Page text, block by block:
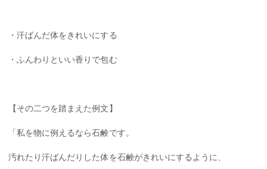
・汗ばんだ体をきれいにする
・ふんわりといい香りで包む
【その二つを踏まえた例文】
「私を物に例えるなら石鹸です。
汚れたり汗ばんだりした体を石鹸がきれいにするように、